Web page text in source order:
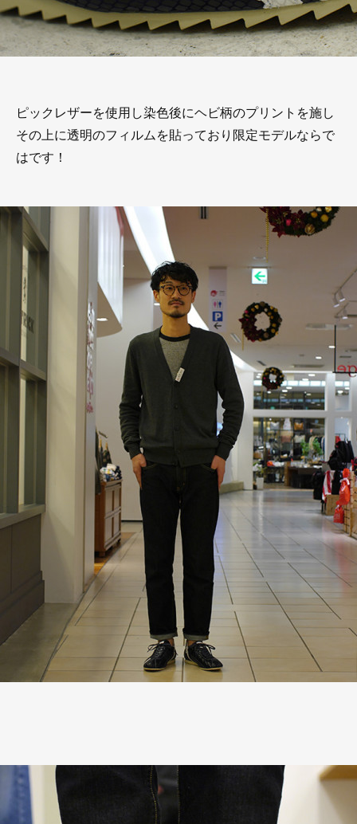
ピックレザーを使用し染色後にヘビ柄のプリントを施し
その上に透明のフィルムを貼っており限定モデルならで
はです！